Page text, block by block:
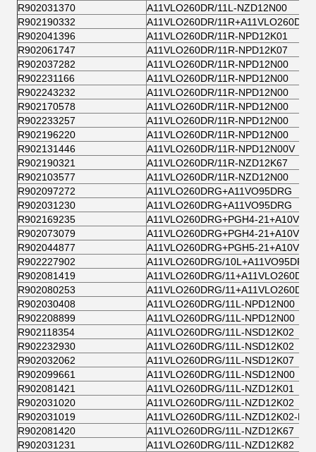
R902031370
A11VLO260DR/11L-NZD12N00
R902190332
A11VLO260DR/11R+A11VLO260DR/
R902041396
A11VLO260DR/11R-NPD12K01
R902061747
A11VLO260DR/11R-NPD12K07
R902037282
A11VLO260DR/11R-NPD12N00
R902231166
A11VLO260DR/11R-NPD12N00
R902243232
A11VLO260DR/11R-NPD12N00
R902170578
A11VLO260DR/11R-NPD12N00
R902233257
A11VLO260DR/11R-NPD12N00
R902196220
A11VLO260DR/11R-NPD12N00
R902131446
A11VLO260DR/11R-NPD12N00V
R902190321
A11VLO260DR/11R-NZD12K67
R902103577
A11VLO260DR/11R-NZD12N00
R902097272
A11VLO260DRG+A11VO95DRG
R902031230
A11VLO260DRG+A11VO95DRG
R902169235
A11VLO260DRG+PGH4-
R902073079
A11VLO260DRG+PGH4-
R902044877
A11VLO260DRG+PGH5-
R902227902
A11VLO260DRG/
R902081419
A11VLO260DRG/
R902080253
A11VLO260DRG/
R902030408
A11VLO260DRG/11L-NPD12N00
R902208899
A11VLO260DRG/11L-NPD12N00
R902118354
A11VLO260DRG/11L-NSD12K02
R902232930
A11VLO260DRG/11L-NSD12K02
R902032062
A11VLO260DRG/11L-NSD12K07
R902099661
A11VLO260DRG/11L-NSD12N00
R902081421
A11VLO260DRG/11L-NZD12K01
R902031020
A11VLO260DRG/11L-NZD12K02
R902031019
A11VLO260DRG/11L-NZD12K02-K
R902081420
A11VLO260DRG/11L-NZD12K67
R902031231
A11VLO260DRG/11L-NZD12K82